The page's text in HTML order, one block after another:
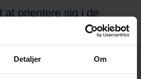
Detaljer Om
at orientere sig i de